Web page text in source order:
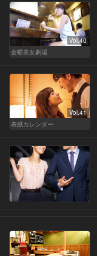
Vol.40
金曜美女劇場
Vol.41
表紙カレンダー